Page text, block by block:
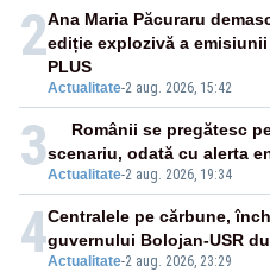
2
Actualitate-2 aug. 2026, 15:42
Ana Maria Păcuraru
ediție explozivă a
PLUS
3Actualitate-2 aug. 2026, 19:34
Românii se pregătesc
scenariu, odată cu alerta
4Actualitate-2 aug. 2026, 23:29
Centralele pe cărbune,
guvernului Bolojan-USR